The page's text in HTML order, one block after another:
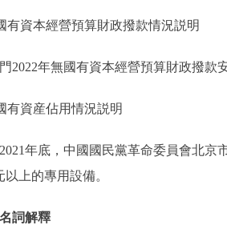
資本經營預算財政撥款情況説明
年無國有資本經營預算財政撥款
資産佔用情況説明
年底，中國國民黨革命委員會北京市
以上的專用設備。
詞解釋